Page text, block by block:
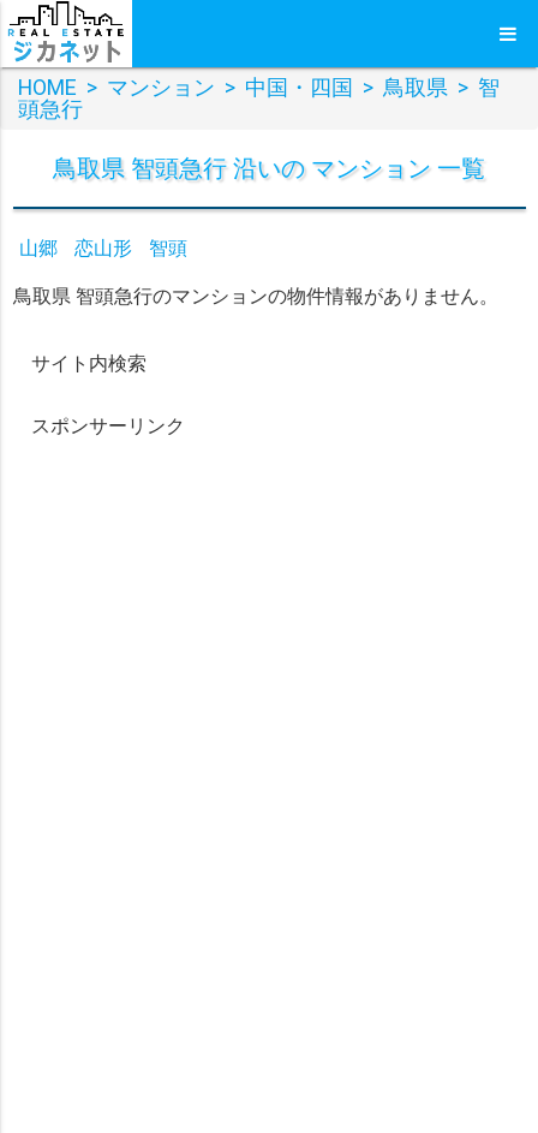
HOME > マンション > 中国・四国 > 鳥取県 > 智
頭急行
鳥取県 智頭急行 沿いの マンション 一覧
山郷 恋山形
智頭
鳥取県 智頭急行のマンションの物件情報がありません。
サイト内検索
スポンサーリンク